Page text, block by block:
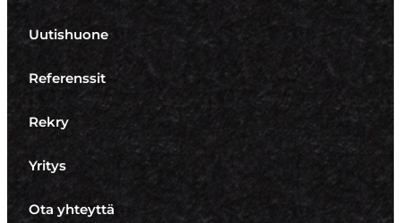
Uutishuone
Referenssit
Rekry
Yritys
Ota yhteyttä